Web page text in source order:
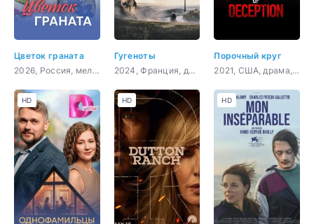
Цветок граната
2026, Россия, мелодрама
Гугеноты
2024, Франция, драма, история
Порочный круг
2021, США, драма, криминал
HD HD HD